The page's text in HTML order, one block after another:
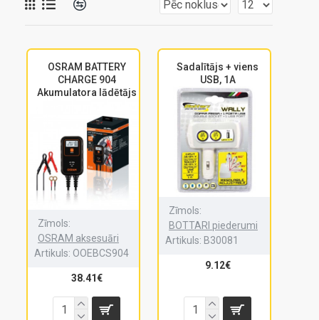
OSRAM BATTERY
CHARGE 904
Akumulatora lādētājs
Zīmols:
OSRAM aksesuāri
Artikuls: OOEBCS904
38.41€
Sadalītājs + viens
USB, 1A
Zīmols:
BOTTARI piederumi
Artikuls: B30081
9.12€